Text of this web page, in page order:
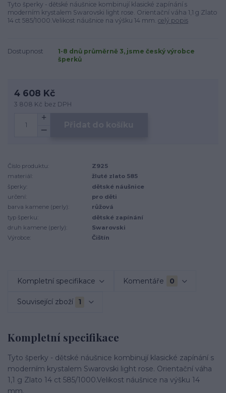
Tyto šperky - dětské náušnice kombinují klasické zapínání s
moderním krystalem Swarovski light rose. Orientační váha 1,1 g Zlato
14 ct 585/1000.Velikost náušnice na výšku 14 mm. celý popis
Dostupnost
1-8 dnů průměrně 3, jsme český výrobce
šperků
4 608 Kč
3 808 Kč bez DPH
Číslo produktu:
Z925
materiál:
žluté zlato 585
šperky:
dětské náušnice
určení:
pro děti
barva kamene (perly):
růžová
typ šperku:
dětské zapínání
druh kamene (perly):
Swarovski
Výrobce:
Čištín
Kompletní specifikace Komentáře 0
Související zboží 1
Kompletní specifikace
Tyto šperky - dětské náušnice kombinují klasické zapínání s
moderním krystalem Swarovski light rose. Orientační váha
1,1 g Zlato 14 ct 585/1000.Velikost náušnice na výšku 14
mm.